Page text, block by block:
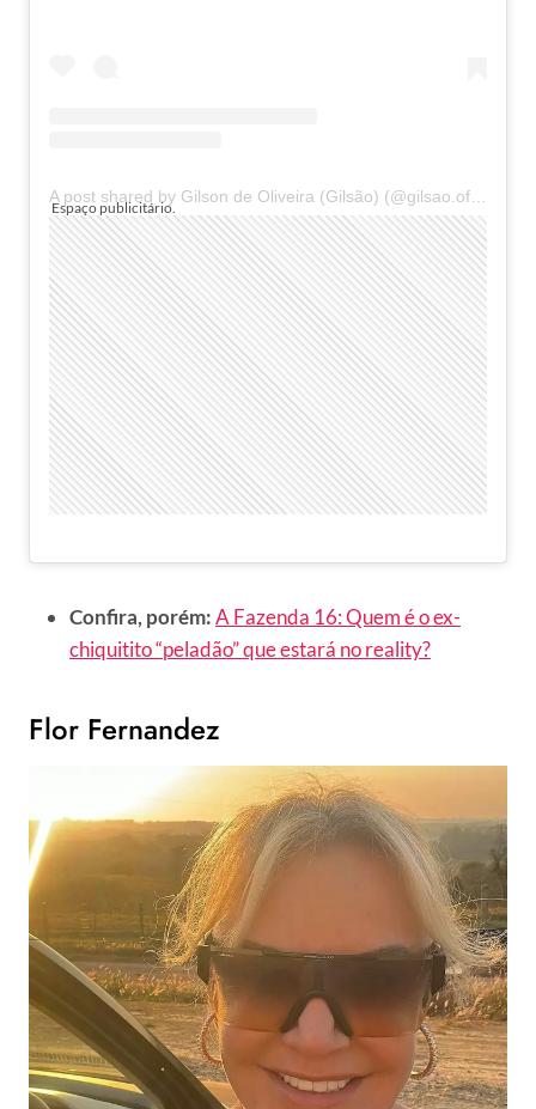
A post shared by Gilson de Oliveira (Gilsão) (@gilsao.oficial)
Confira, porém:A Fazenda 16: Quem é o ex-
chiquitito “peladão” que estará no reality?
Flor Fernandez